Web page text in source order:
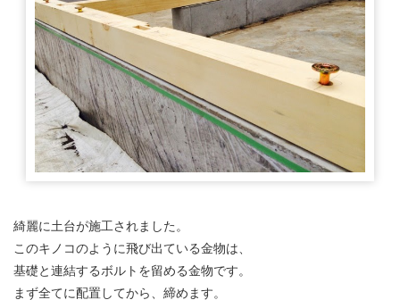
綺麗に土台が施工されました。
このキノコのように飛び出ている金物は、
基礎と連結するボルトを留める金物です。
まず全てに配置してから、締めます。